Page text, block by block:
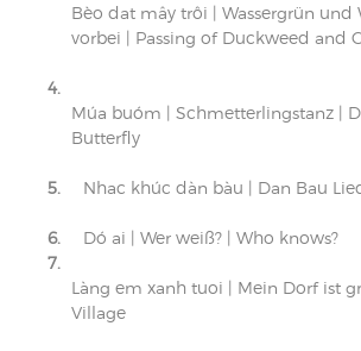
Bèo dat mây trôi | Wassergrün und
vorbei | Passing of Duckweed and
4.
Múa buóm | Schmetterlingstanz |
Butterfly
5.
Nhac khúc dàn bàu | Dan Bau
6.
Dó ai | Wer weiß? | Who knows?
7.
Làng em xanh tuoi | Mein Dorf ist
Village